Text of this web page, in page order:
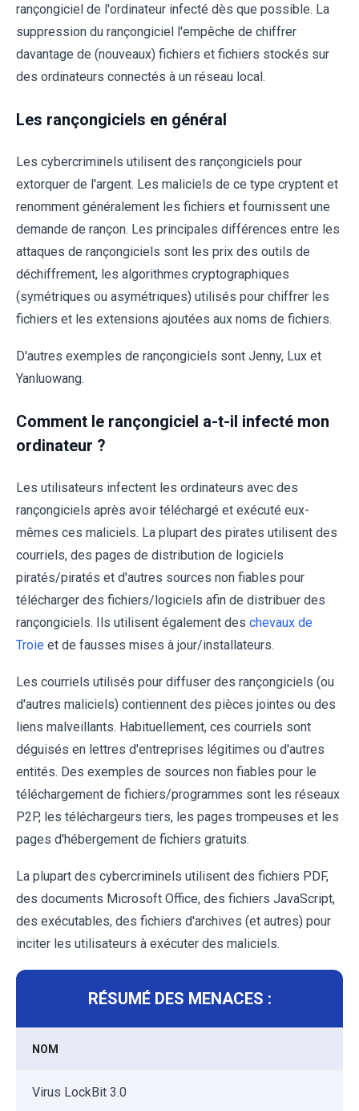
rançongiciel de l'ordinateur infecté dès que possible. La
suppression du rançongiciel l'empêche de chiffrer
davantage de (nouveaux) fichiers et fichiers stockés sur
des ordinateurs connectés à un réseau local.
Les rançongiciels en général
Les cybercriminels utilisent des rançongiciels pour
extorquer de l'argent. Les maliciels de ce type cryptent et
renomment généralement les fichiers et fournissent une
demande de rançon. Les principales différences entre les
attaques de rançongiciels sont les prix des outils de
déchiffrement, les algorithmes cryptographiques
(symétriques ou asymétriques) utilisés pour chiffrer les
fichiers et les extensions ajoutées aux noms de fichiers.
D'autres exemples de rançongiciels sont Jenny, Lux et
Yanluowang.
Comment le rançongiciel a-t-il infecté mon
ordinateur ?
Les utilisateurs infectent les ordinateurs avec des
rançongiciels après avoir téléchargé et exécuté eux-
mêmes ces maliciels. La plupart des pirates utilisent des
courriels, des pages de distribution de logiciels
piratés/piratés et d'autres sources non fiables pour
télécharger des fichiers/logiciels afin de distribuer des
rançongiciels. Ils utilisent également des chevaux de
Troie et de fausses mises à jour/installateurs.
Les courriels utilisés pour diffuser des rançongiciels (ou
d'autres maliciels) contiennent des pièces jointes ou des
liens malveillants. Habituellement, ces courriels sont
déguisés en lettres d'entreprises légitimes ou d'autres
entités. Des exemples de sources non fiables pour le
téléchargement de fichiers/programmes sont les réseaux
P2P, les téléchargeurs tiers, les pages trompeuses et les
pages d'hébergement de fichiers gratuits.
La plupart des cybercriminels utilisent des fichiers PDF,
des documents Microsoft Office, des fichiers JavaScript,
des exécutables, des fichiers d'archives (et autres) pour
inciter les utilisateurs à exécuter des maliciels.
RÉSUMÉ DES MENACES :
NOM
Virus LockBit 3.0